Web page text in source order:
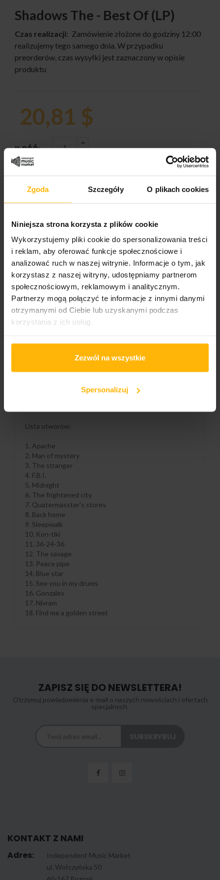
Zgoda Szczegóły O plikach cookies
Niniejsza strona korzysta z plików cookie
Wykorzystujemy pliki cookie do spersonalizowania treści
i reklam, aby oferować funkcje społecznościowe i
analizować ruch w naszej witrynie. Informacje o tym, jak
korzystasz z naszej witryny, udostępniamy partnerom
społecznościowym, reklamowym i analitycznym.
Partnerzy mogą połączyć te informacje z innymi danymi
otrzymanymi od Ciebie lub uzyskanymi podczas
korzystania z ich usług.
Zezwól na wszystkie
Spersonalizuj
Shadows The - Best Of (LP)
Czas realizacji: Zamówienie złożone do godziny 12:00
realizujemy tego samego dnia. W przypadku
preorderów, czas wysyłki jest zaznaczony w opisie
produktu
20,81 $
ILOŚĆ:
DODAJ DO KOSZYKA
Gatunek:
Rock
OPIS SZCZEGÓŁY PRODUKTU
The Shadows to brytyjski zespół rockowy, popularny w
własną karierę jako zespół instrumentalny. W 1960 roku
1975, reprezentując Wielką Brytanię z utworem „Let Me
Lista utworów:
1. Apache
2. Man of mystery
3. The stranger
4. F.B.I.
5. Midnight
6. The frightened city
7. Quatermasster's stores
8. Back home
9. Sleepwalk
10. Kon-tiki
11. 36-24-36
12. The savage
13. Peace pipe
14. Blue star
15. See you in my drums
16. Gonzales
17. Nivram
18. Find me a golden street
ZAPISZ SIĘ DO NEWSLETTERA!
Otrzymuj powiadomienia e-mail o naszych nowościach i ofertach
specjalnych.
KONTAKT Z NAMI
Adres:
Independent Music Market
ul. Wołczyńska 50